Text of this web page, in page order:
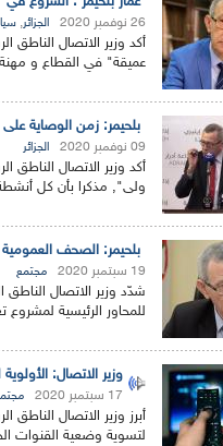
26 نوفمبر 2020 الجزائر,
أكد وزير الاتصال الناطق
عميقة" في القطاع و
بلحيمر: زمن الوصاية على
09 نوفمبر 2020 الجزائر
أكد وزير الاتصال الناطق
ولى", مذكرا بأن كل
بلحيمر: الصحف
19 سبتمبر 2020 مجتمع
شدّد وزير الاتصال
للمحاور الرئيسية
وزير الاتصال:
17 سبتمبر 2020
أبرز وزير الاتصال
لتسوية وضعية القنوات